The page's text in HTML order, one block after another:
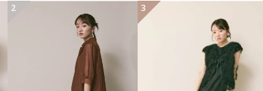
2 3